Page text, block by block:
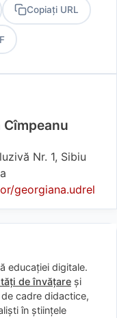
Copiați URL
Nr. 1, Sibiu
georgiana.udrel
educației digitale.
de învățare și
cadre didactice,
în științele